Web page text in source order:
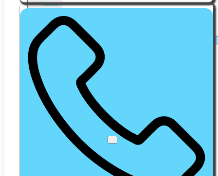
Webshop Zakelijk
Klanten
Senioren Telefonie
Webshop
🔥 Outlet Deals